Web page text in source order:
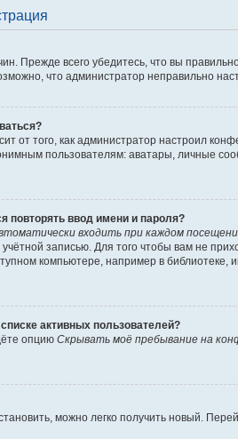
Прежде всего убедитесь, что вы
что администратор неправильно
от того, как администратор настроил
пользователям: аватары, личные
повторять ввод имени и пароля?
входить при каждом
учётной записью. Для того чтобы вам не
компьютере, например в библиотеке,
активных пользователей?
опцию Скрывать моё пребывание на
можно легко получить новый.